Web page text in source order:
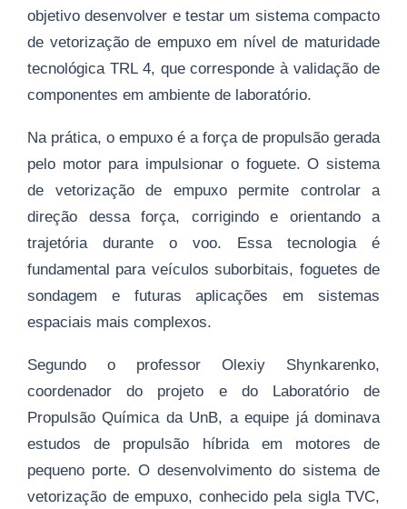
objetivo desenvolver e testar um sistema compacto
de vetorização de empuxo em nível de maturidade
tecnológica TRL 4, que corresponde à validação de
componentes em ambiente de laboratório.
Na prática, o empuxo é a força de propulsão gerada
pelo motor para impulsionar o foguete. O sistema
de vetorização de empuxo permite controlar a
direção dessa força, corrigindo e orientando a
trajetória durante o voo. Essa tecnologia é
fundamental para veículos suborbitais, foguetes de
sondagem e futuras aplicações em sistemas
espaciais mais complexos.
Segundo o professor Olexiy Shynkarenko,
coordenador do projeto e do Laboratório de
Propulsão Química da UnB, a equipe já dominava
estudos de propulsão híbrida em motores de
pequeno porte. O desenvolvimento do sistema de
vetorização de empuxo, conhecido pela sigla TVC,